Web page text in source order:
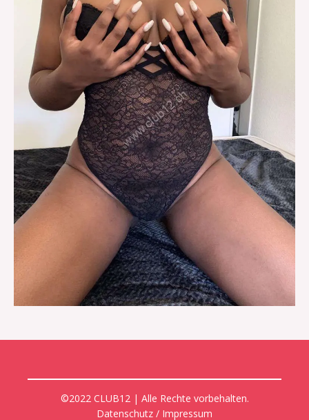
©2022 CLUB12 | Alle Rechte vorbehalten.
Datenschutz / Impressum